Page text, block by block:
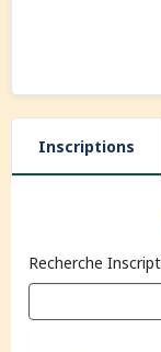
Inscriptions
Recherche